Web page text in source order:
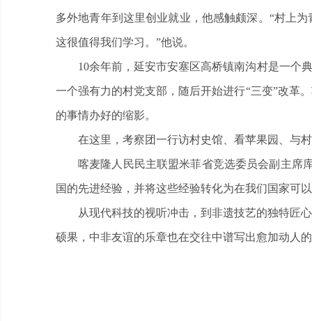
多外地青年到这里创业就业，他感触颇深。“村上
这很值得我们学习。”他说。
10余年前，延安市安塞区高桥镇南沟村是一个
一个强有力的村党支部，随后开始进行“三变”改革
的事情办好的缩影。
在这里，考察团一行访村史馆、看苹果园、与
喀麦隆人民民主联盟米菲省竞选委员会副主席
国的先进经验，并将这些经验转化为在我们国家可
从现代科技的视听冲击，到非遗技艺的独特匠
硕果，中非友谊的乐章也在交往中谱写出愈加动人